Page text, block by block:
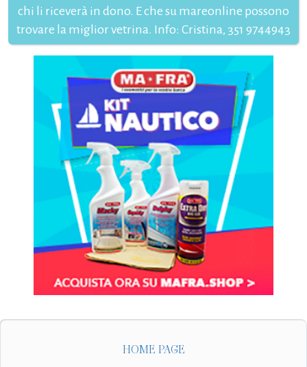
chi li riceverà in dono. E che su mareonline possono
trovare la miglior vetrina. Info: Cristina, 351 9744943
HOME PAGE